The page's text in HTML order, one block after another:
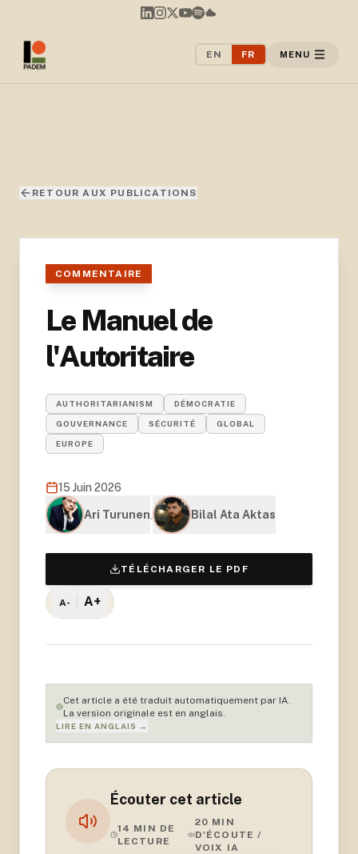
EN FR MENU
RETOUR AUX PUBLICATIONS
COMMENTAIRE
Le Manuel de
l'Autoritaire
AUTHORITARIANISM DÉMOCRATIE
GOUVERNANCE SÉCURITÉ GLOBAL
EUROPE
15 Juin 2026
Ari Turunen Bilal Ata Aktas
TÉLÉCHARGER LE PDF
A- A+
Cet article a été traduit automatiquement par IA.
La version originale est en anglais.
LIRE EN ANGLAIS →
Écouter cet article
14 MIN DE
LECTURE
20 MIN
D'ÉCOUTE /
VOIX IA